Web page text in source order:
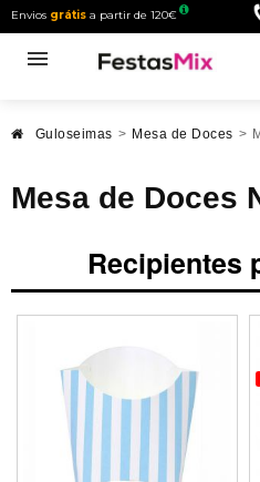
Envios grátis a partir de 120€
Guloseimas > Mesa de Doces >
Mesa de Doces
Recipientes